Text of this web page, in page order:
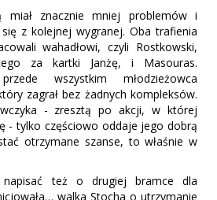
miał znacznie mniej problemów i
z kolejnej wygranej. Oba trafienia
wahadłowi, czyli Rostkowski,
za kartki Janżę, i Masouras.
wszystkim młodzieżowca
zagrał bez żadnych kompleksów.
- zresztą po akcji, w której
- tylko częściowo oddaje jego dobrą
otrzymane szanse, to właśnie w
napisać też o drugiej bramce dla
walka Stocha o utrzymanie